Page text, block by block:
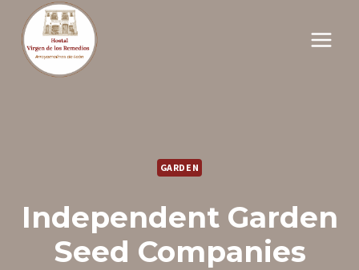
Saltar
contenido
GARDEN
Independent Garden
Seed Companies